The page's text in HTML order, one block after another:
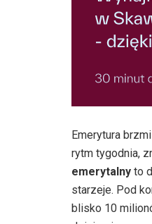
Emerytura
rytm tygodnia,
emerytalny to
starzeje. Pod
blisko 10